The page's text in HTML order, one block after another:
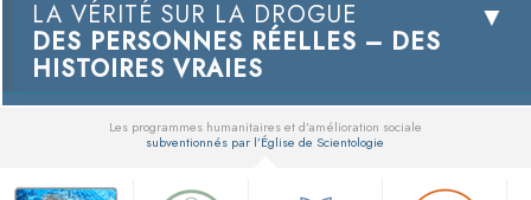
LA VÉRITÉ SUR LA DROGUE
DES PERSONNES RÉELLES – DES
HISTOIRES VRAIES
Les programmes humanitaires et d’amélioration sociale
subventionnés par l’Église de Scientologie